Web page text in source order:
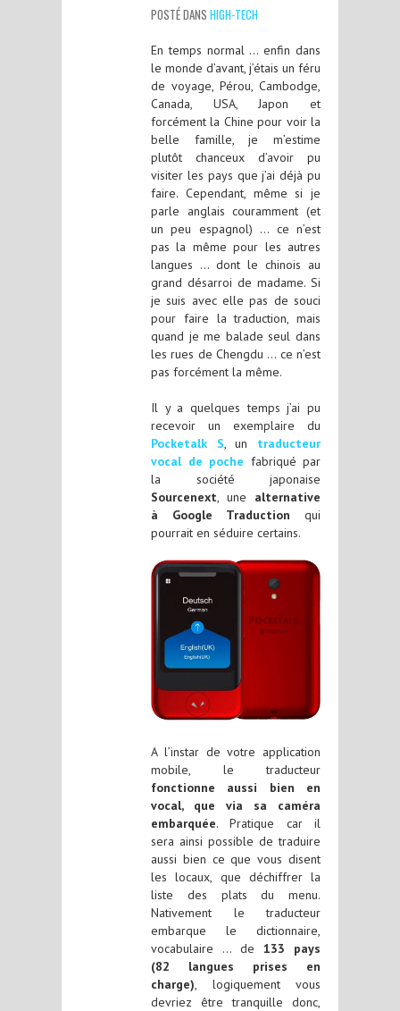
POSTÉ DANS HIGH-TECH
En temps normal … enfin dans
le monde d’avant, j’étais un féru
de voyage, Pérou, Cambodge,
Canada, USA, Japon et
forcément la Chine pour voir la
belle famille, je m’estime
plutôt chanceux d’avoir pu
visiter les pays que j’ai déjà pu
faire. Cependant, même si je
parle anglais couramment (et
un peu espagnol) … ce n’est
pas la même pour les autres
langues … dont le chinois au
grand désarroi de madame. Si
je suis avec elle pas de souci
pour faire la traduction, mais
quand je me balade seul dans
les rues de Chengdu … ce n’est
pas forcément la même.
Il y a quelques temps j’ai pu
recevoir un exemplaire du
Pocketalk S, un traducteur
vocal de poche fabriqué par
la société japonaise
Sourcenext, une alternative
à Google Traduction qui
pourrait en séduire certains.
A l’instar de votre application
mobile, le traducteur
fonctionne aussi bien en
vocal, que via sa caméra
embarquée. Pratique car il
sera ainsi possible de traduire
aussi bien ce que vous disent
les locaux, que déchiffrer la
liste des plats du menu.
Nativement le traducteur
embarque le dictionnaire,
vocabulaire … de 133 pays
(82 langues prises en
charge), logiquement vous
devriez être tranquille donc,